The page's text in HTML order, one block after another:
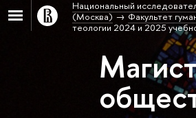
Национальный
(Москва)
Факультет
теологии 2024 и 2025